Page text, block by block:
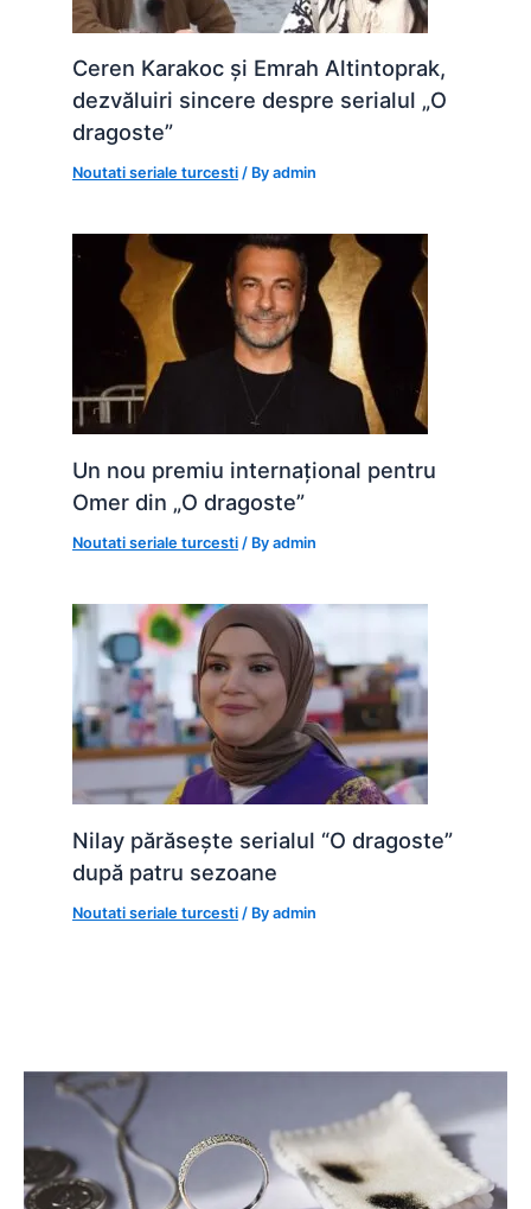
Ceren Karakoc și Emrah Altintoprak,
dezvăluiri sincere despre serialul „O
dragoste”
Noutati seriale turcesti / Byadmin
Un nou premiu internațional pentru
Omer din „O dragoste”
Noutati seriale turcesti / Byadmin
Nilay părăsește serialul “O dragoste”
după patru sezoane
Noutati seriale turcesti / Byadmin